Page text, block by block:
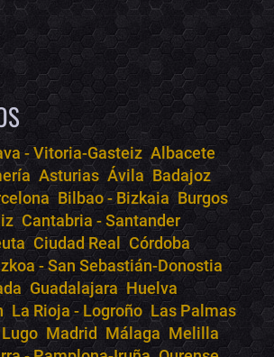
- Vitoria-Gasteiz Albacete
Asturias Ávila Badajoz
Bilbao - Bizkaia Burgos
Cantabria - Santander
Ciudad Real
Córdoba
- San Sebastián-Donostia
Guadalajara Huelva
La Rioja - Logroño Las Palmas
Lugo Madrid Málaga Melilla
· conciertos.club
· Te ayudo a encontrar conciertos